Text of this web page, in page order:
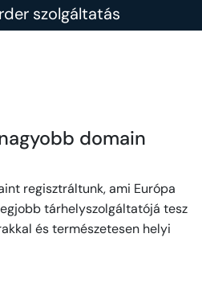
szolgáltatás
domain
regisztráltunk, ami Európa
tárhelyszolgáltatójá tesz
és természetesen helyi